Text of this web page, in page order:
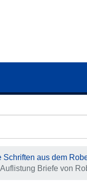
Schriften aus dem
Auflistung Briefe von